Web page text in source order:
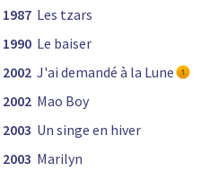
1987 Les tzars
1990 Le baiser
2002 J'ai demandé à la Lune
2002 Mao Boy
2003 Un singe en hiver
2003 Marilyn